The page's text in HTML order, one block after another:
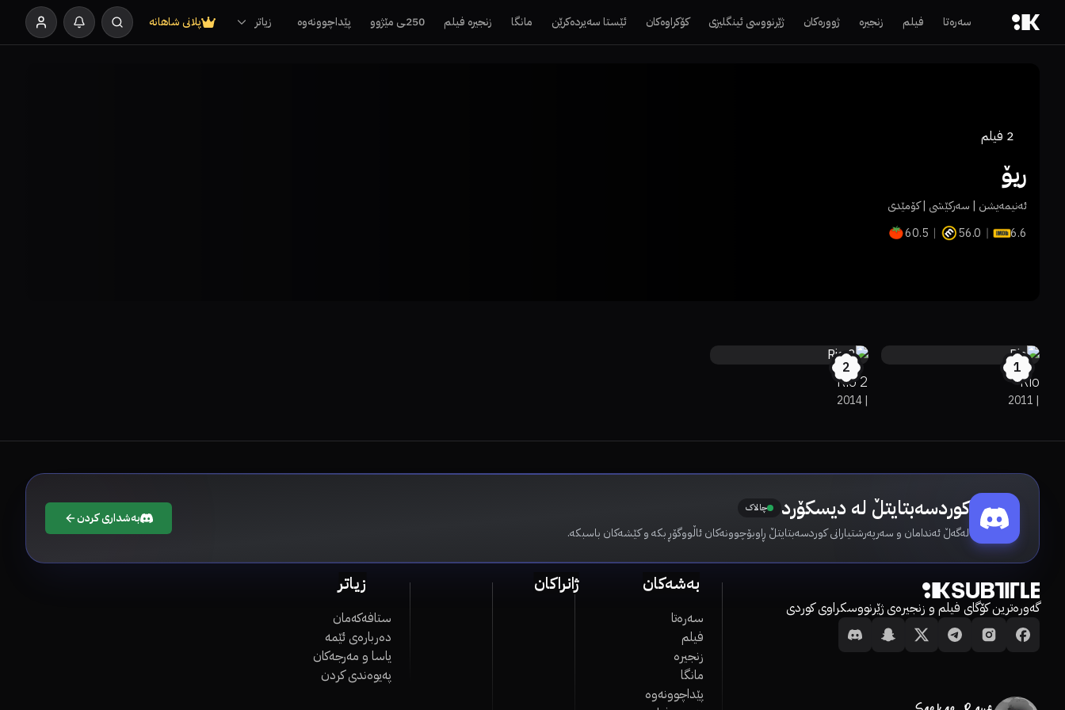
سەرەتا فیلم زنجیرە ژوورەکان ژێرنووسی ئینگلیزی کۆکراوەکان ئێستا سەیردەکرێن مانگا زنجیرە فیلم 250ـی مێژوو پێداچوونەوە زیاتر پلانی شاهانە
2 فیلم
ڕیۆ
ئەنیمەیشن | سەركێشی | كۆمێدی
6.6
56.0
60.5
1
Rio
|
2011
2
Rio 2
|
2014
کوردسەبتایتڵ لە دیسکۆرد چالاک
لەگەڵ ئەندامان و سەرپەرشتیارانی کوردسەبتایتڵ ڕاوبۆچوونەکان ئاڵووگۆڕ بکە و کێشەکان باسبکە.
بەشداری کردن
گەورەترین کۆگای فیلم و زنجیرەی ژێرنووسکراوی کوردی
بەشەکان
سەرەتا
فیلم
زنجیرە
مانگا
پێداچوونەوە
ژانراکان زیاتر
ستافەکەمان
دەربارەی ئێمە
یاسا و مەرجەکان
پەیوەندی کردن